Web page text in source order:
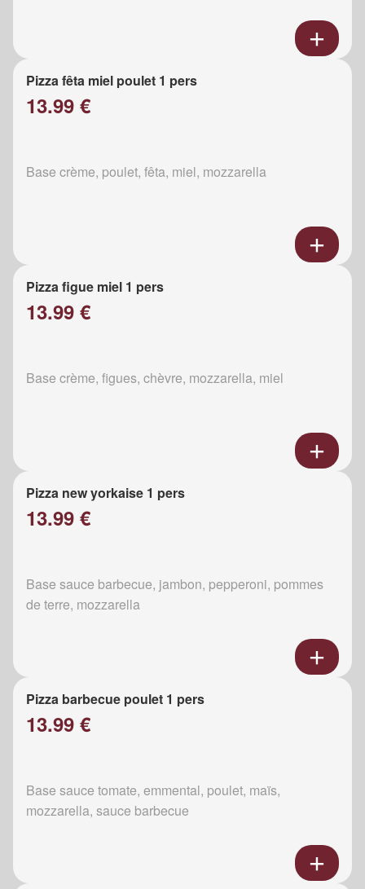
Pizza fêta miel poulet 1 pers
13.99 €
Base crème, poulet, fêta, miel, mozzarella
Pizza figue miel 1 pers
13.99 €
Base crème, figues, chèvre, mozzarella, miel
Pizza new yorkaise 1 pers
13.99 €
Base sauce barbecue, jambon, pepperoni, pommes
de terre, mozzarella
Pizza barbecue poulet 1 pers
13.99 €
Base sauce tomate, emmental, poulet, maïs,
mozzarella, sauce barbecue